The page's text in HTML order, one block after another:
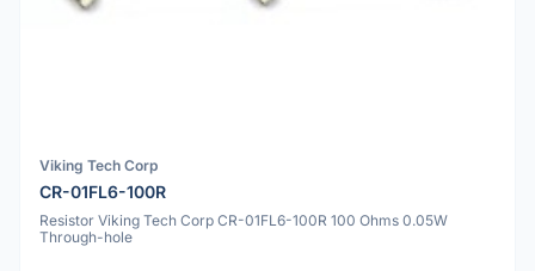
Viking Tech Corp
CR-01FL6-100R
Resistor Viking Tech Corp CR-01FL6-100R 100 Ohms 0.05W
Through-hole